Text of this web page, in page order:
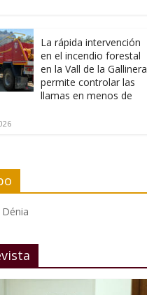
La rápida intervención
en el incendio forestal
en la Vall de la Gallinera
permite controlar las
llamas en menos de